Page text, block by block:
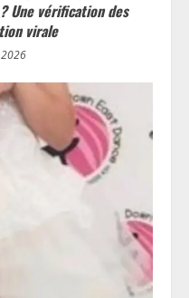
Une vérification des
virale